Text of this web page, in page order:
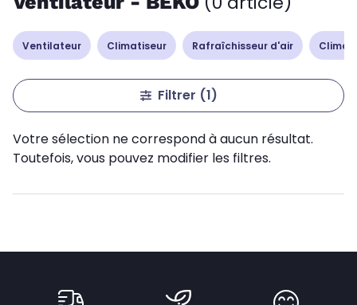
Ventilateur Climatiseur Rafraîchisseur d'air
Filtrer (1)
Votre sélection ne correspond à aucun résultat.
Toutefois, vous pouvez modifier les filtres.